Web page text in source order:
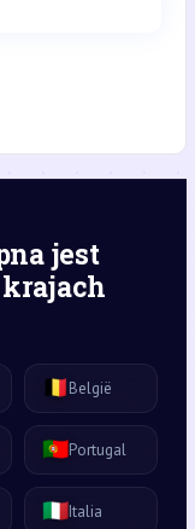
jest
🇧🇪België
🇵🇹Portugal
🇮🇹Italia